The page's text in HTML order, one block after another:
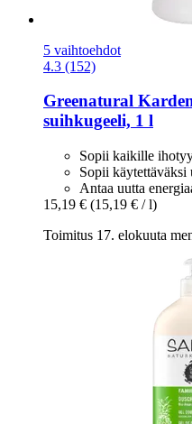
5 vaihtoehdot
4.3 (152)
Greenatural
suihkugeeli, 1 l
Sopii kaikille
Sopii käytettäväksi
Antaa uutta
15,19 € (15,19 € / l)
Toimitus 17. elokuuta